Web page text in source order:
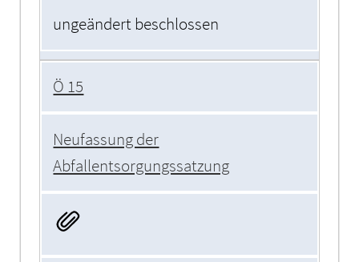
ungeändert beschlossen
Ö 15
Neufassung der
Abfallentsorgungssatzung